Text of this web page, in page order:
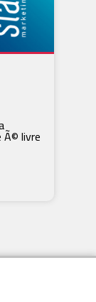
livre